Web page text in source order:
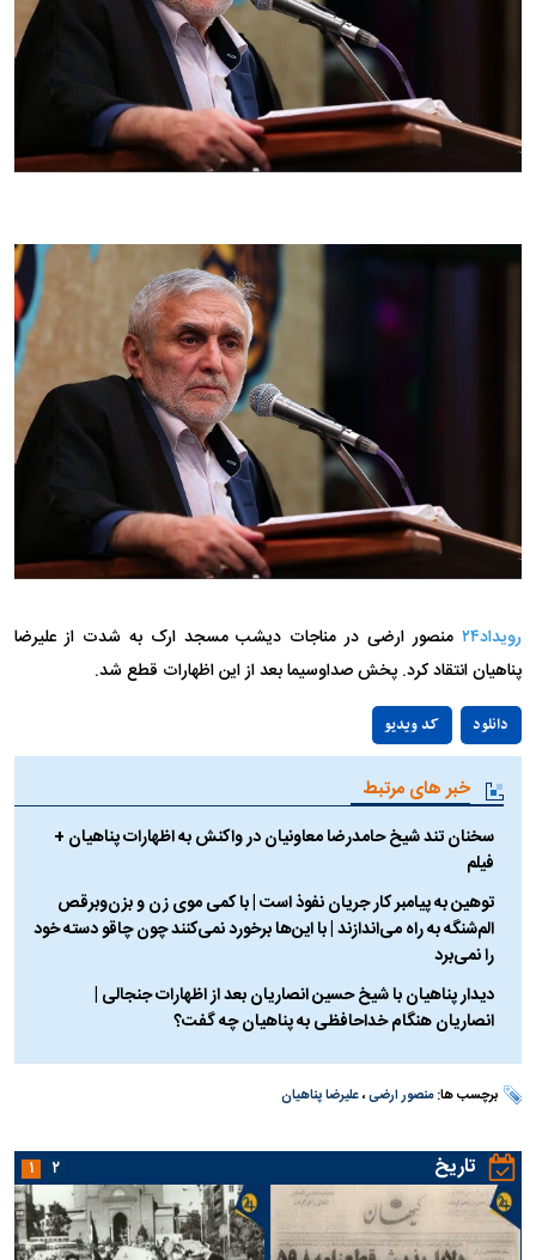
رویداد۲۴
منصور ارضی در مناجات دیشب مسجد ارک به شدت از علیرضا
پناهیان انتقاد کرد. پخش صداوسیما بعد از این اظهارات قطع شد.
کد ویدیو دانلود
خبر های مرتبط
سخنان تند شیخ حامدرضا معاونیان در واکنش به اظهارات پناهیان +
فیلم
توهین به پیامبر کار جریان نفوذ است | با کمی موی زن و بزن‌و‌برقص
الم‌شنگه‌ به راه می‌اندازند | با این‌ها برخورد نمی‌کنند چون چاقو دسته خود
را نمی‌برد
دیدار پناهیان با شیخ حسین انصاریان بعد از اظهارات جنجالی |
انصاریان هنگام خداحافظی به پناهیان چه گفت؟
برچسب ها:منصور ارضی،علیرضا پناهیان
تاریخ ۱ ۲